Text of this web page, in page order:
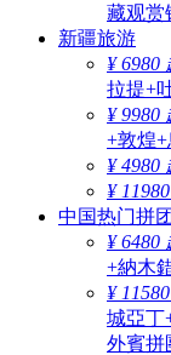
藏观赏
新疆旅游
¥ 6980
拉提+
¥ 9980
+敦煌
¥ 4980
¥
中国热门拼团
¥ 6480
+納木
¥
城亞丁
外賓拼